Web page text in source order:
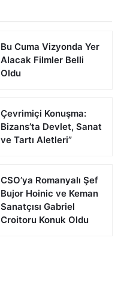
Bu Cuma Vizyonda Yer
Alacak Filmler Belli
Oldu
Çevrimiçi Konuşma:
Bizans’ta Devlet, Sanat
ve Tartı Aletleri”
CSO’ya Romanyalı Şef
Bujor Hoinic ve Keman
Sanatçısı Gabriel
Croitoru Konuk Oldu